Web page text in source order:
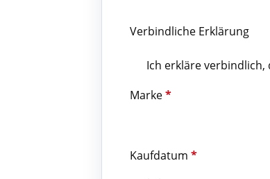
Verbindliche Erklärung
Ich erkläre
Marke*
Kaufdatum*